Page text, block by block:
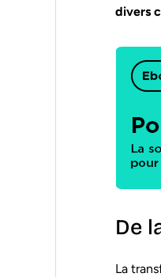
divers
De
La